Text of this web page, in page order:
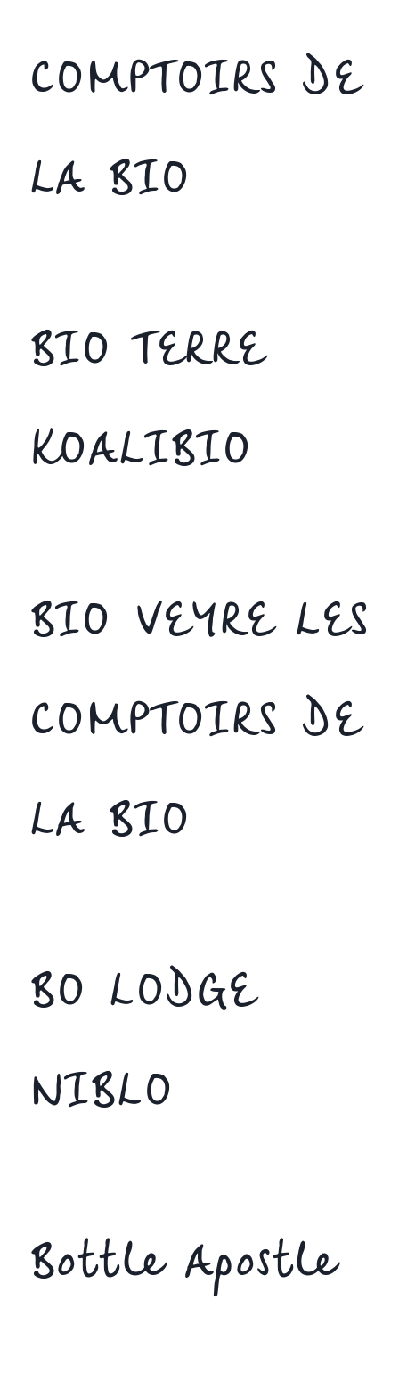
COMPTOIRS DE
LA BIO
BIO TERRE
KOALIBIO
BIO VEYRE LES
COMPTOIRS DE
LA BIO
BO LODGE
NIBLO
Bottle Apostle